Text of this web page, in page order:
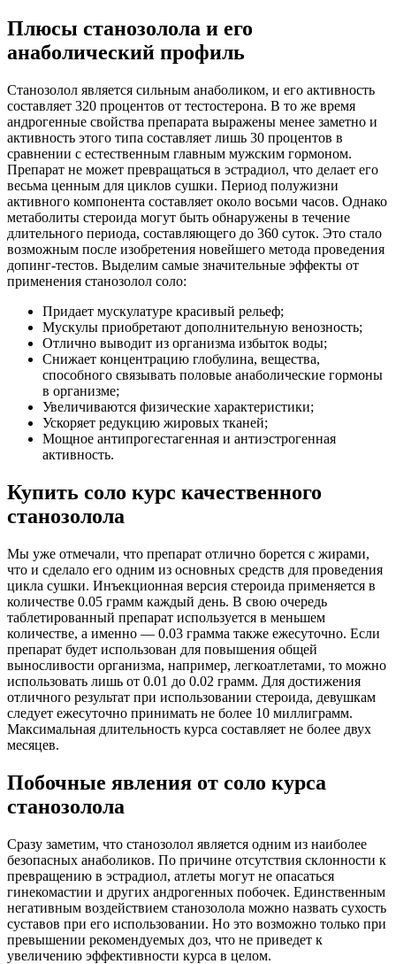
Плюсы станозолола и его
анаболический профиль
Станозолол является сильным анаболиком, и его активность
составляет 320 процентов от тестостерона. В то же время
андрогенные свойства препарата выражены менее заметно и
активность этого типа составляет лишь 30 процентов в
сравнении с естественным главным мужским гормоном.
Препарат не может превращаться в эстрадиол, что делает его
весьма ценным для циклов сушки. Период полужизни
активного компонента составляет около восьми часов. Однако
метаболиты стероида могут быть обнаружены в течение
длительного периода, составляющего до 360 суток. Это стало
возможным после изобретения новейшего метода проведения
допинг-тестов. Выделим самые значительные эффекты от
применения станозолол соло:
Придает мускулатуре красивый рельеф;
Мускулы приобретают дополнительную венозность;
Отлично выводит из организма избыток воды;
Снижает концентрацию глобулина, вещества,
способного связывать половые анаболические гормоны
в организме;
Увеличиваются физические характеристики;
Ускоряет редукцию жировых тканей;
Мощное антипрогестагенная и антиэстрогенная
активность.
Купить соло курс качественного
станозолола
Мы уже отмечали, что препарат отлично борется с жирами,
что и сделало его одним из основных средств для проведения
цикла сушки. Инъекционная версия стероида применяется в
количестве 0.05 грамм каждый день. В свою очередь
таблетированный препарат используется в меньшем
количестве, а именно — 0.03 грамма также ежесуточно. Если
препарат будет использован для повышения общей
выносливости организма, например, легкоатлетами, то можно
использовать лишь от 0.01 до 0.02 грамм. Для достижения
отличного результат при использовании стероида, девушкам
следует ежесуточно принимать не более 10 миллиграмм.
Максимальная длительность курса составляет не более двух
месяцев.
Побочные явления от соло курса
станозолола
Сразу заметим, что станозолол является одним из наиболее
безопасных анаболиков. По причине отсутствия склонности к
превращению в эстрадиол, атлеты могут не опасаться
гинекомастии и других андрогенных побочек. Единственным
негативным воздействием станозолола можно назвать сухость
суставов при его использовании. Но это возможно только при
превышении рекомендуемых доз, что не приведет к
увеличению эффективности курса в целом.